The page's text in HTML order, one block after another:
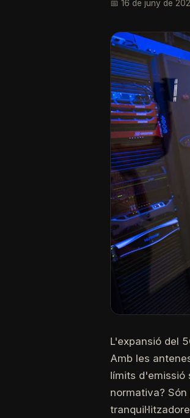
📅 16 de juny de
L'expansió del
Amb les
límits d'emissió
normativa?